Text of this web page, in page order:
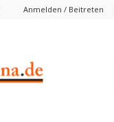
Anmelden / Beitreten